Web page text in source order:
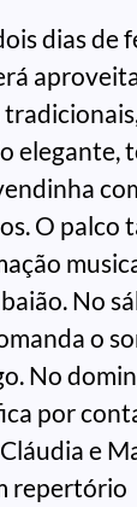
dias de
elegante,
O palco
No
o
No
por
e
repertório